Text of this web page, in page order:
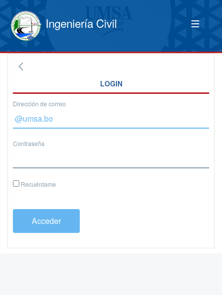
Ingeniería Civil
LOGIN
Dirección de correo
Contraseña
Recuérdame
Acceder